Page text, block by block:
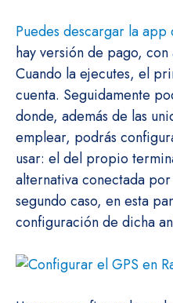
Puedes descargar la app
hay versión de pago,
Cuando la ejecutes, el
cuenta. Seguidamente
donde, además de las
emplear, podrás
usar: el del propio
alternativa conectada
segundo caso, en esta
configuración de dicha